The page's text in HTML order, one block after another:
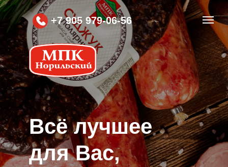
+7 905 979-06-56
Вcё лучшее
для Вас,